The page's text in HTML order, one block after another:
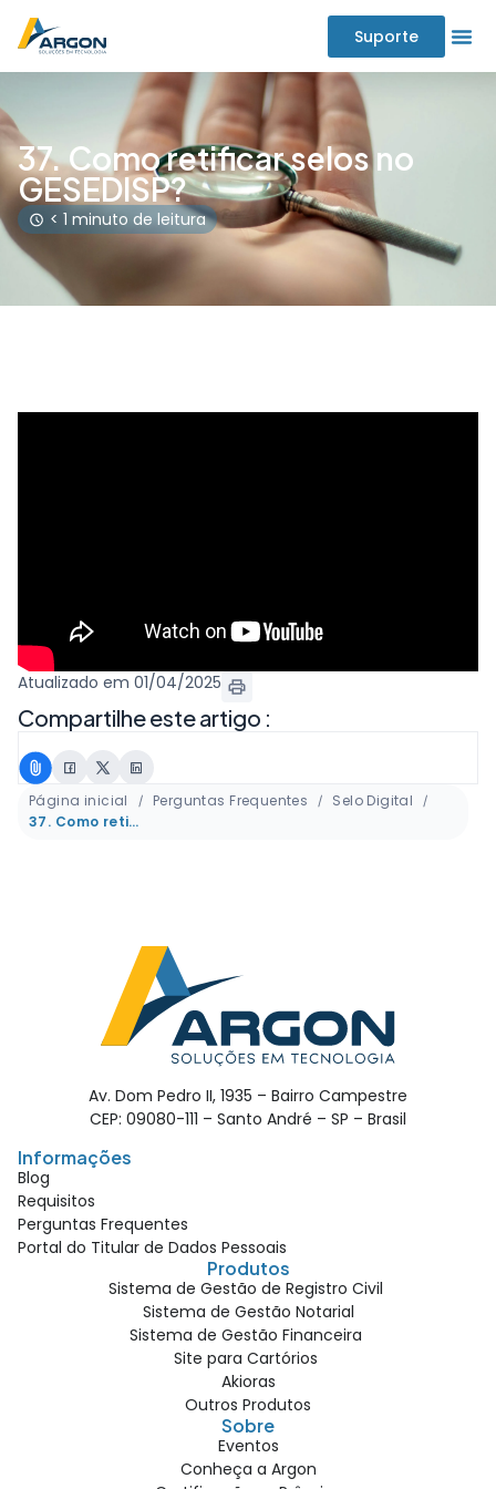
Suporte
37. Como retificar selos no
GESEDISP?
< 1 minuto de leitura
Atualizado em 01/04/2025
Compartilhe este artigo :
Página inicial Perguntas Frequentes
Selo Digital
37. Como retificar selos no GESEDISP?
Av. Dom Pedro II, 1935 – Bairro Campestre
CEP: 09080-111 – Santo André – SP – Brasil
Informações
Blog
Requisitos
Perguntas Frequentes
Portal do Titular de Dados Pessoais
Produtos
Sistema de Gestão de Registro Civil
Sistema de Gestão Notarial
Sistema de Gestão Financeira
Site para Cartórios
Akioras
Outros Produtos
Sobre
Eventos
Conheça a Argon